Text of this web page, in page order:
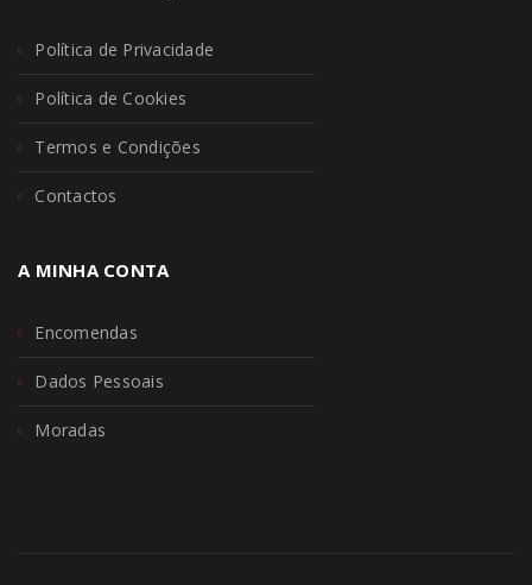
Política de Privacidade
Política de Cookies
Termos e Condições
Contactos
A MINHA CONTA
Encomendas
Dados Pessoais
Moradas